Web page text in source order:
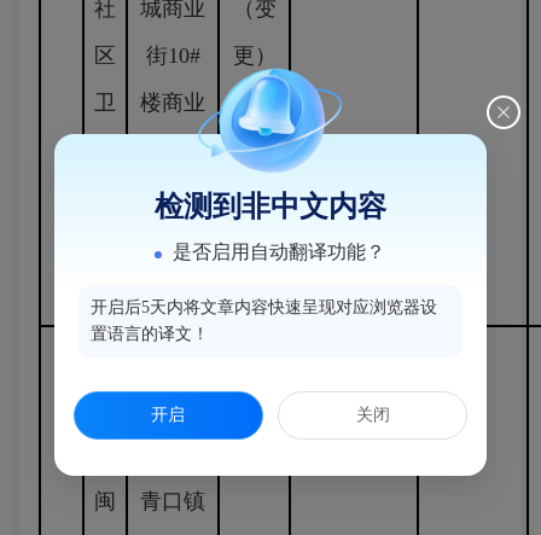
社
区
卫
城商业
街10#
楼商业
104店
（变
更）
闽
福州市
青口镇
检测到非中文内容
是否启用自动翻译功能？
开启后5天内将文章内容快速呈现对应浏览器设
置语言的译文！
开启 关闭